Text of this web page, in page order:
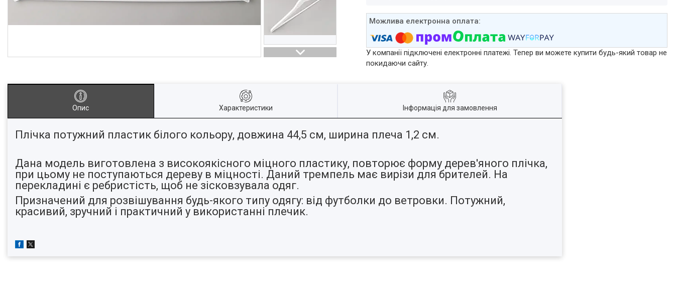
У компанії підключені електронні платежі. Тепер ви можете купити будь-який товар не
покидаючи сайту.
Опис Характеристики Інформація для замовлення
Плічка потужний пластик білого кольору, довжина 44,5 см, ширина плеча 1,2 см.
Дана модель виготовлена з високоякісного міцного пластику, повторює форму дерев'яного плічка,
при цьому не поступаються дереву в міцності. Даний тремпель має вирізи для брителей. На
перекладині є ребристість, щоб не зісковзувала одяг.
Призначений для розвішування будь-якого типу одягу: від футболки до ветровки. Потужний,
красивий, зручний і практичний у використанні плечик.